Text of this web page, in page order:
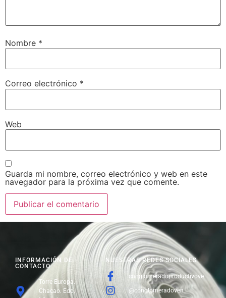
Nombre *
Correo electrónico *
Web
Guarda mi nombre, correo electrónico y web en este
navegador para la próxima vez que comente.
NUESTRAS REDES SOCIALES
conglomeradoproductivove
@conglomeradoven
INFORMACIÓN DE
CONTACTO
Torre Europa.
Chacao. Edo.